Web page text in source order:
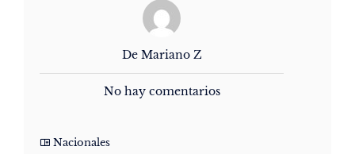
De Mariano Z
No hay comentarios
Nacionales